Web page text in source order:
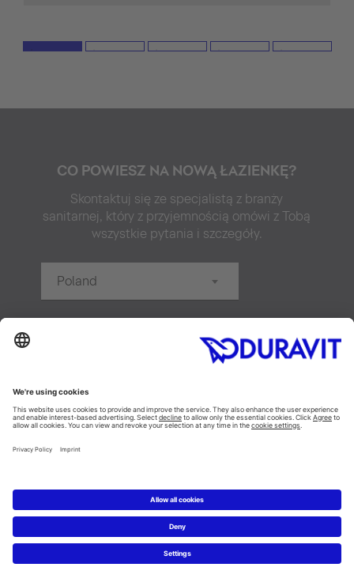
CO POWIESZ NA NOWĄ ŁAZIENKĘ?
Skontaktuj się ze specjalistą z branży
sanitarnej, który z przyjemnością omówi z Tobą
wszystkie pytania i szczegóły.
Poland
20 km
Nowość